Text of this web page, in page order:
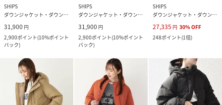
SHIPS
ダウンジャケット・ダウンベスト
31,900 円
2,900ポイント(10%ポイント
バック)
SHIPS
ダウンジャケット・ダウンベスト
31,900 円
2,900ポイント(10%ポイント
バック)
SHIPS
ダウンジャケット・ダウンベスト
27,335 円 30%OFF
248ポイント(1倍)